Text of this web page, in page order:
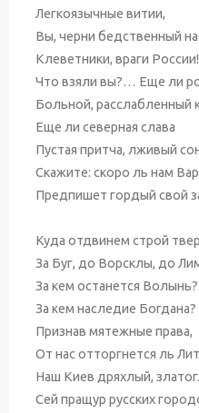
Легкоязычные витии,
Вы, черни бедственный
Клеветники, враги России!
Что взяли вы?… Еще ли
Больной, расслабленный
Еще ли северная слава
Пустая притча, лживый
Скажите: скоро ль нам
Предпишет гордый свой
Куда отдвинем строй
За Буг, до Ворсклы, до
За кем останется Волынь?
За кем наследие Богдана?
Признав мятежные права,
От нас отторгнется ль
Наш Киев дряхлый,
Сей пращур русских